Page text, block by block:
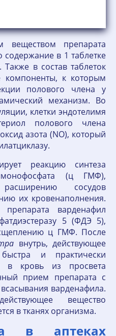
веществом препарата
содержание в 1 таблетке
в состав таблеток
компоненты, к которым
полового члена у
механизм. Во
клетки эндотелимя
полового члена
азота (NO), который
реакцию синтеза
(ц ГМФ),
сосудов
их кровенаполнения.
варденафил
5 (ФДЭ 5),
ц ГМФ. После
внутрь, действующее
и практически
в кровь из просвета
прием препарата с
варденафила.
вещество
в тканях организма.
в аптеках